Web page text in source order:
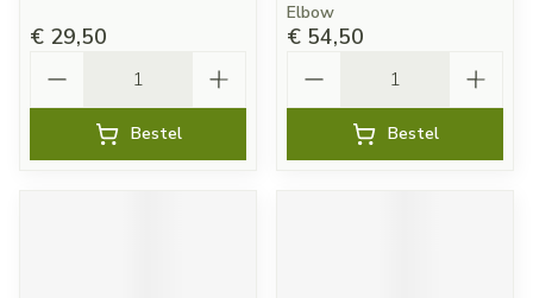
€ 29,50
Bestel
Elbow
€ 54,50
Bestel